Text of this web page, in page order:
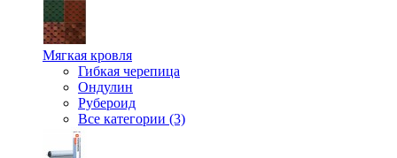
Мягкая кровля
Гибкая черепица
Ондулин
Рубероид
Все категории (3)